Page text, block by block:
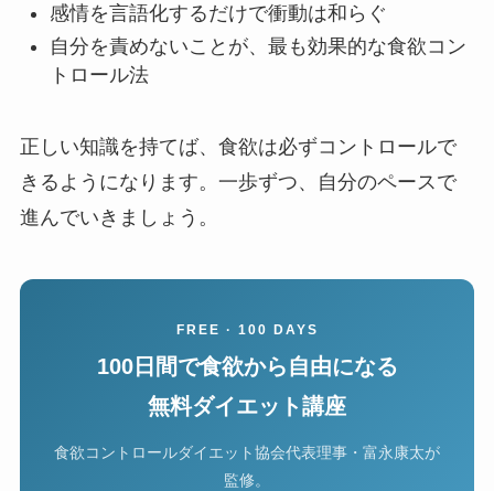
感情を言語化するだけで衝動は和らぐ
自分を責めないことが、最も効果的な食欲コン
トロール法
正しい知識を持てば、食欲は必ずコントロールで
きるようになります。一歩ずつ、自分のペースで
進んでいきましょう。
FREE · 100 DAYS
100日間で食欲から自由になる
無料ダイエット講座
食欲コントロールダイエット協会代表理事・富永康太が
監修。